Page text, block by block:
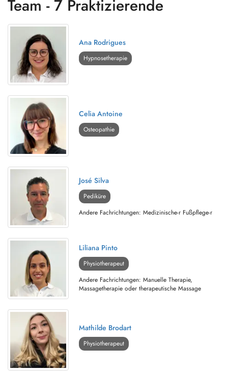
Team - 7 Praktizierende
Ana Rodrigues
Hypnosetherapie
Celia Antoine
Osteopathie
José Silva
Pediküre
Andere Fachrichtungen: Medizinische-r Fußpflege-r
Liliana Pinto
Physiotherapeut
Andere Fachrichtungen: Manuelle Therapie,
Massagetherapie oder therapeutische Massage
Mathilde Brodart
Physiotherapeut